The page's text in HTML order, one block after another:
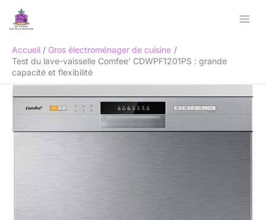
Accueil
Gros électroménager de cuisine
Test du lave-vaisselle Comfee’ CDWPF1201PS : grande
capacité et flexibilité
Rechercher